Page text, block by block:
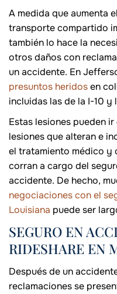
A medida que aumenta
transporte compartido
también lo hace la
otros daños con
un accidente. En
presuntos heridosen
incluidas las de la I-10 y
Estas lesiones pueden
lesiones que alteran e
el tratamiento médico y
corran a cargo del
accidente. De hecho,
negociaciones con el
Louisiana puede ser
SEGURO EN
RIDESHARE EN
Después de un
reclamaciones se